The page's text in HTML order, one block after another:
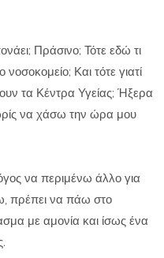
Πράσινο; Τότε εδώ τι
Και τότε γιατί
τα Κέντρα Υγείας; Ήξερα
να χάσω την ώρα μου
να περιμένω άλλο για
πρέπει να πάω στο
με αμονία και ίσως ένα